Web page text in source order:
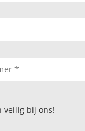
veilig bij ons!